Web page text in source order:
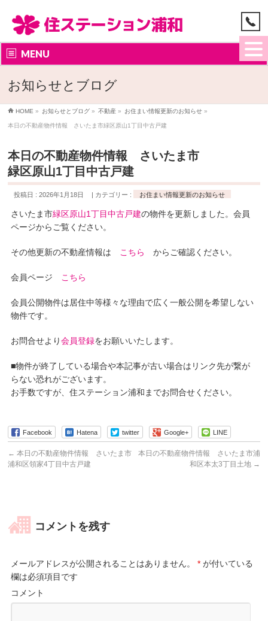
MENU
お知らせとブログ
HOME » お知らせとブログ » 不動産 » お住まい情報更新のお知らせ »
本日の不動産物件情報 さいたま市緑区原山1丁目中古戸建
本日の不動産物件情報 さいたま市
緑区原山1丁目中古戸建
投稿日 : 2026年1月18日 カテゴリー : お住まい情報更新のお知らせ
さいたま市緑区原山1丁目中古戸建の物件を更新しました。会員
ページからご覧ください。
その他更新の不動産情報は こちら からご確認ください。
会員ページ こちら
会員公開物件は居住中等様々な理由で広く一般公開を希望しない
物件です。
お問合せより会員登録をお願いいたします。
■物件が終了している場合や本記事が古い場合はリンク先が繋が
らない恐れがございます。
お手数ですが、住ステーション浦和までお問合せください。
Facebook Hatena twitter Google+ LINE
← 本日の不動産物件情報 さいたま市
浦和区領家4丁目中古戸建
本日の不動産物件情報 さいたま市浦
和区本太3丁目土地 →
コメントを残す
メールアドレスが公開されることはありません。 * が付いている
欄は必須項目です
コメント